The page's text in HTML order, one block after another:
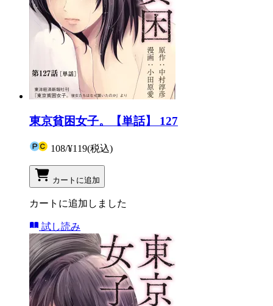
東京貧困女子。【単話】 127
108/¥119(税込)
カートに追加
カートに追加しました
試し読み